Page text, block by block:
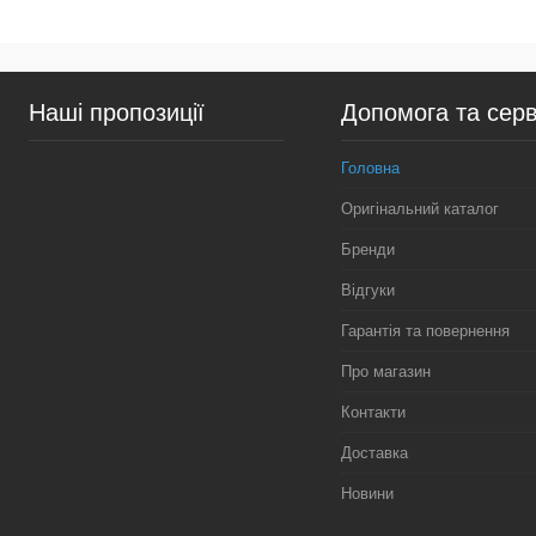
Купити в 1 клік Порівняння
У вибране Недоступно
Купити в 1 клік
У вибране
Наші пропозиції Допомога та
Головна
Оригінальний каталог
Бренди
Відгуки
Гарантія та повернення
Про магазин
Контакти
Доставка
Новини